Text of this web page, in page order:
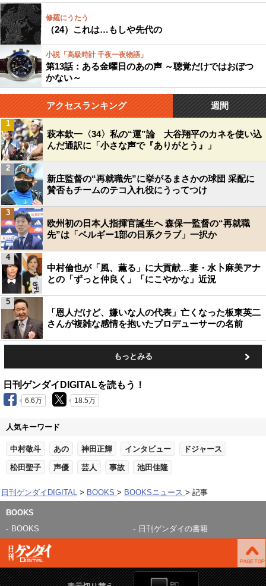
修羅にうたう
（24）これは…もしや先代の
小説「高級時計 千夜一夜物語」
第13話：ある金曜日のあの声 ～聴覚だけではおぼつ
かない～
アクセスランキング 週間
萩本欽一〈34〉私の“運”論 大谷翔平のカネを使い込
んだ通訳に「小さな声で『ありがとう』」
1
新庄監督の“再就職先”に挙がるまさかの球団 采配に
賛否もチームのテコ入れ役にうってつけ
2
欧州初の日本人指揮官誕生へ 森保一監督の“再就職
先”は「ベルギー1部の日系クラブ」一択か
3
中村倫也が「風、薫る」に大貢献…妻・水卜麻美アナ
との「ずっと仲良く」「にこやかな」近況
4
「恩人だけど、嫌いな人の代表」亡くなった板東英二
さんが複雑な感情を抱いたプロデューサーの名前
5
もっとみる
日刊ゲンダイDIGITALを読もう！
6.6万 18.5万
人気キーワード
中村敬斗 あの 神田正輝 インタビュー ドジャース
松田聖子 声優 芸人 事故 池田佳隆
日刊ゲンダイDIGITAL BOOKS BOOKSニュース 記事
BOOKS
BOOKS
日刊ゲンダイの書籍